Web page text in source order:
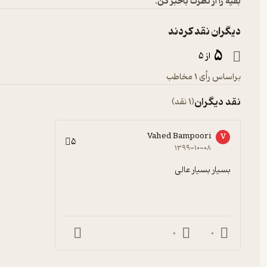
دیگران نقد کردند
5 از 5
براساس رأی 1 مخاطب
نقد دیگران(1 نقد)
V
Vahed Bampoori
۱۳۹۹-۱۰-۰۸ 5
بسیار بسیار عالی
0
0